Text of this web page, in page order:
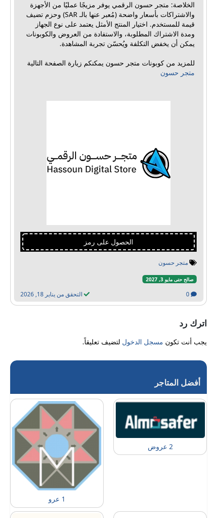
الخلاصة: متجر حسون الرقمي يوفر مزيجًا عمليًا من الأجهزة
والاشتراكات بأسعار واضحة (مُعبر عنها بالـ SAR) وحزم تضيف
قيمة للمستخدم. اختيار المنتج الأمثل يعتمد على نوع الجهاز
ومدة الاشتراك المطلوبة، والاستفادة من العروض والكوبونات
يمكن أن يخفض التكلفة ويُحسّن تجربة المشاهدة.
للمزيد من كوبونات متجر حسون يمكنكم زيارة الصفحة التالية
متجر حسون
الحصول على رمز
متجر حسون
صالح حتى مايو 3, 2027
التحقق من يناير 18, 2026 0
اترك رد
يجب أنت تكون مسجل الدخول لتضيف تعليقاً.
أفضل المتاجر
2 عروض
1 عرو